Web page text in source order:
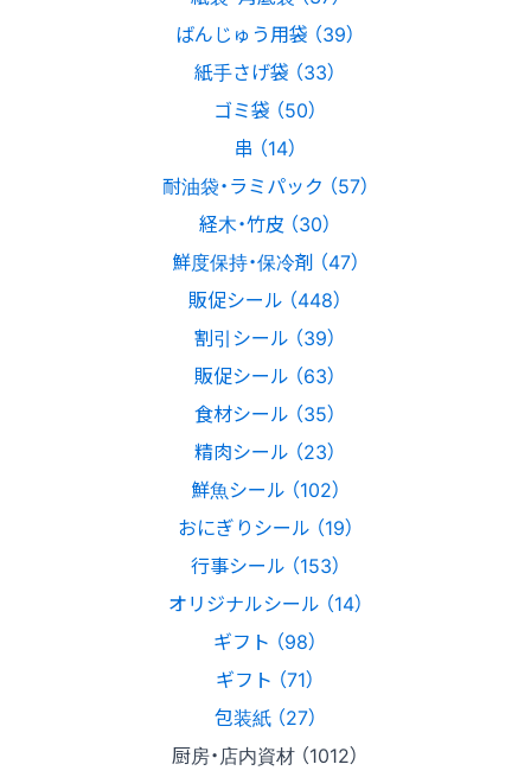
ばんじゅう用袋 （39）
紙手さげ袋 （33）
ゴミ袋 （50）
串 （14）
耐油袋・ラミパック （57）
経木・竹皮 （30）
鮮度保持・保冷剤 （47）
販促シール （448）
割引シール （39）
販促シール （63）
食材シール （35）
精肉シール （23）
鮮魚シール （102）
おにぎりシール （19）
行事シール （153）
オリジナルシール （14）
ギフト （98）
ギフト （71）
包装紙 （27）
厨房・店内資材 （1012）